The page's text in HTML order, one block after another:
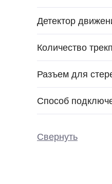
Детектор
Количество
Разъем для
Способ
Свернуть